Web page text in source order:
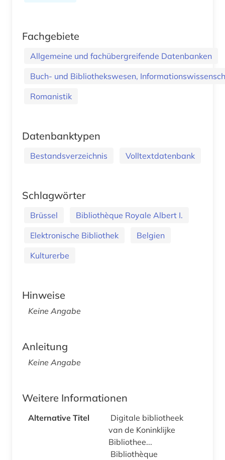
Fachgebiete
Allgemeine und fachübergreifende Datenbanken
Buch- und Bibliothekswesen,
Romanistik
Datenbanktypen
Bestandsverzeichnis Volltextdatenbank
Schlagwörter
Brüssel
Bibliothèque Royale Albert I.
Elektronische Bibliothek
Belgien
Kulturerbe
Hinweise
Keine Angabe
Anleitung
Keine Angabe
Weitere Informationen
Alternative Titel
Digitale bibliotheek
van de Koninklijke
Bibliothee...
Bibliothèque